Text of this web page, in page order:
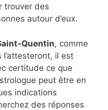
trouver des
autour d’eux.
Quentin, comme
il est
certitude ce que
peut être en
indications
des réponses